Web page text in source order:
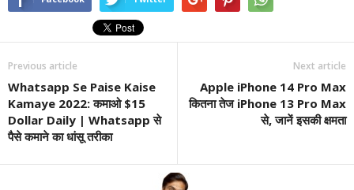
Previous article
Whatsapp Se Paise Kaise
Kamaye 2022: कमाओ $15
Dollar Daily | Whatsapp से
पैसे कमाने का धांसू तरीका
Next article
Apple iPhone 14 Pro Max
कितना तेज iPhone 13 Pro Max
से, जानें इसकी क्षमता